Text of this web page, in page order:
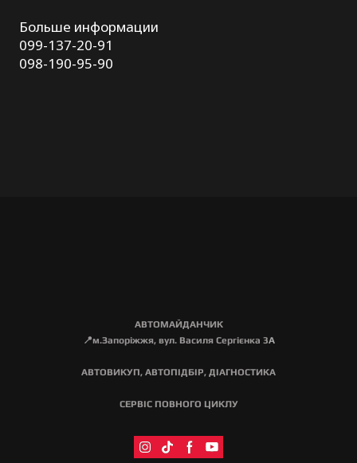
Больше информации
099-137-20-91
098-190-95-90
АВТОМАЙДАНЧИК
📍м.Запоріжжя, вул. Василя Сергієнка 3А
АВТОВИКУП, АВТОПІДБІР, ДІАГНОСТИКА
СЕРВІС ПОВНОГО ЦИКЛУ